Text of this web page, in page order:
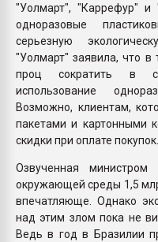
"Уолмарт", "Каррефур" и
одноразовые
серьезную
"Уолмарт" заявила, что в
проц сократить в
использование
Возможно, клиентам,
пакетами и картонными
скидки при оплате покупок.
Озвученная
окружающей среды 1,5
впечатляюще. Однако
над этим злом пока не
Ведь в год в Бразилии